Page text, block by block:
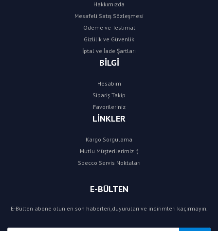
Hakkımızda
Mesafeli Satış Sözleşmesi
Ödeme ve Teslimat
Gizlilik ve Güvenlik
İptal ve İade Şartları
BİLGİ
Hesabım
Sipariş Takip
Favorileriniz
LİNKLER
Kargo Sorgulama
Mutlu Müşterilerimiz :)
Specco Servis Noktaları
E-BÜLTEN
E-Bülten abone olun en son haberleri,duyuruları ve indirimleri kaçırmayın.